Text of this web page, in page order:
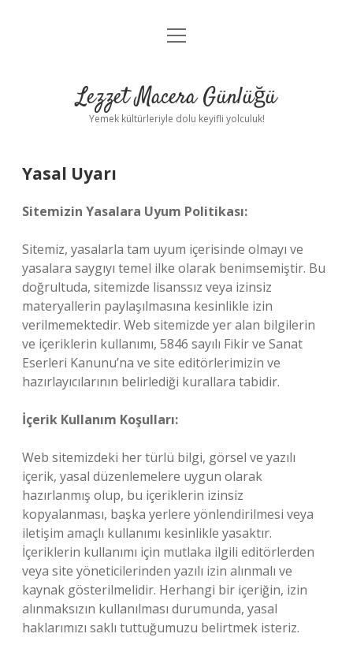
Anasayfa
Yasal Uyarı
menüyü
Lezzet Macera Günlüğü
Yemek kültürleriyle dolu keyifli yolculuk!
Yasal Uyarı
Sitemizin Yasalara Uyum Politikası:
Sitemiz, yasalarla tam uyum içerisinde olmayı ve
yasalara saygıyı temel ilke olarak benimsemiştir. Bu
doğrultuda, sitemizde lisanssız veya izinsiz
materyallerin paylaşılmasına kesinlikle izin
verilmemektedir. Web sitemizde yer alan bilgilerin
ve içeriklerin kullanımı, 5846 sayılı Fikir ve Sanat
Eserleri Kanunu’na ve site editörlerimizin ve
hazırlayıcılarının belirlediği kurallara tabidir.
İçerik Kullanım Koşulları:
Web sitemizdeki her türlü bilgi, görsel ve yazılı
içerik, yasal düzenlemelere uygun olarak
hazırlanmış olup, bu içeriklerin izinsiz
kopyalanması, başka yerlere yönlendirilmesi veya
iletişim amaçlı kullanımı kesinlikle yasaktır.
İçeriklerin kullanımı için mutlaka ilgili editörlerden
veya site yöneticilerinden yazılı izin alınmalı ve
kaynak gösterilmelidir. Herhangi bir içeriğin, izin
alınmaksızın kullanılması durumunda, yasal
haklarımızı saklı tuttuğumuzu belirtmek isteriz.